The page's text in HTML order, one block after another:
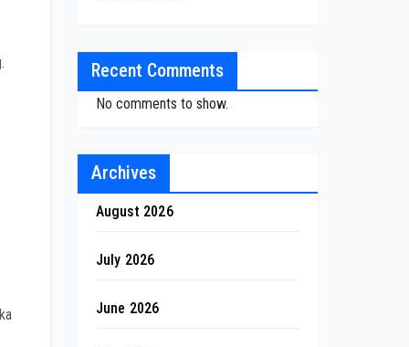
Recent Comments
No comments to show.
Archives
August 2026
July 2026
June 2026